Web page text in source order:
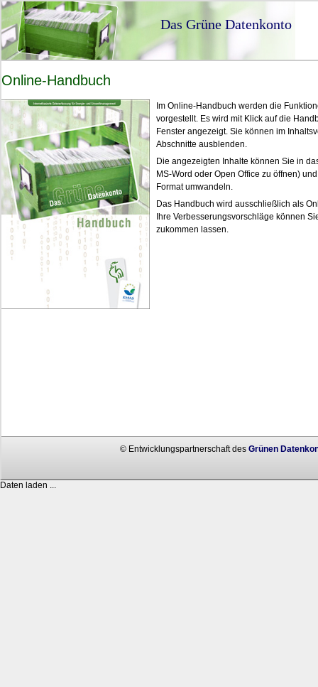
Das Grüne Datenkonto
Online-Handbuch
Im Online-Handbuch werden die
vorgestellt. Es wird mit Klick auf die
Fenster angezeigt. Sie können im
Abschnitte ausblenden.
Die angezeigten Inhalte können Sie in
MS-Word oder Open Office zu öffnen)
Format umwandeln.
Das Handbuch wird ausschließlich als
Ihre Verbesserungsvorschläge können
zukommen lassen.
© Entwicklungspartnerschaft des Grünen
Daten laden ...